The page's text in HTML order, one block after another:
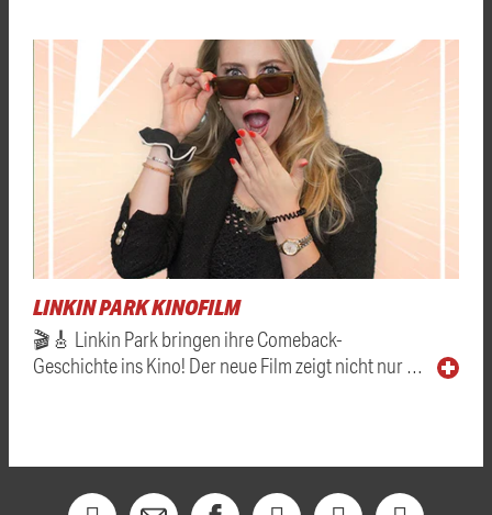
LINKIN PARK KINOFILM
🎬🎸 Linkin Park bringen ihre Comeback-
Geschichte ins Kino! Der neue Film zeigt nicht nur …